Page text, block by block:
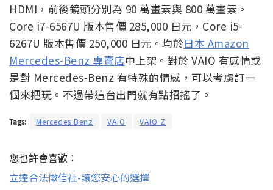
HDMI，前後鏡頭分別為 90 萬畫素與 800 萬畫素。
Core i7-6567U 版本售價 285,000 日元，Core i5-
6267U 版本售價 250,000 日元。均於日本 Amazon
Mercedes-Benz 專賣店中上架。對於 VAIO 有感情或
是對 Mercedes-Benz 有特殊的情感，可以考慮訂一
個來把玩。不過帶這台出門就有點招搖了。
Tags: Mercedes Benz VAIO VAIO Z
您也許會喜歡：
立達合法徵信社-讓您安心的選擇